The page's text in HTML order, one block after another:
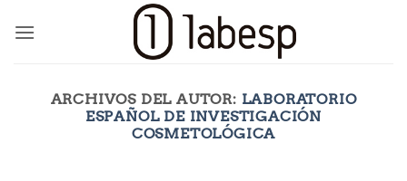
ARCHIVOS DEL AUTOR: LABORATORIO
ESPAÑOL DE INVESTIGACIÓN
COSMETOLÓGICA